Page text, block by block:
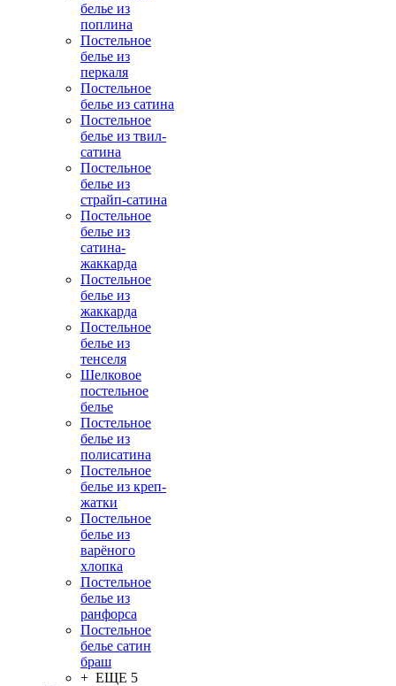
белье из
поплина
Постельное
белье из
перкаля
Постельное
белье из сатина
Постельное
белье из твил-
сатина
Постельное
белье из
страйп-сатина
Постельное
белье из
сатина-
жаккарда
Постельное
белье из
жаккарда
Постельное
белье из
тенселя
Шелковое
постельное
белье
Постельное
белье из
полисатина
Постельное
белье из креп-
жатки
Постельное
белье из
варёного
хлопка
Постельное
белье из
ранфорса
Постельное
белье сатин
браш
+ ЕЩЕ 5